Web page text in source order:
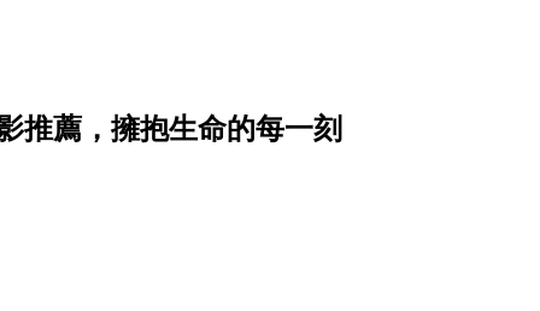
推薦，擁抱生命的每一刻